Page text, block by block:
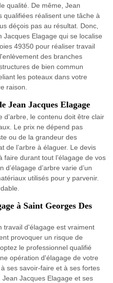
qualité. De même, Jean
qualifiées réalisent une tâche à
déçois pas au résultat. Donc,
Elagage qui se localise
49350 pour réaliser travail
des branches
de bien commun
les poteaux dans votre
raison.
Jean Jacques Elagage
d’arbre, le contenu doit être clair
Le prix ne dépend pas
ou de la grandeur des
de l’arbre à élaguer. Le devis
durant tout l’élagage de vos
d’arbre varie d’un
utilisés pour y parvenir.
à Saint Georges Des
travail d'élagage est vraiment
provoquer un risque de
le professionnel qualifié
opération d'élagage de votre
ses savoir-faire et à ses fortes
Jacques Elagage et ses